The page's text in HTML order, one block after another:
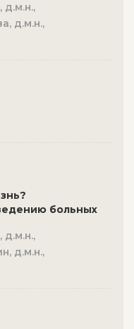
д.м.н.,
д.м.н.,
больных
д.м.н.,
д.м.н.,